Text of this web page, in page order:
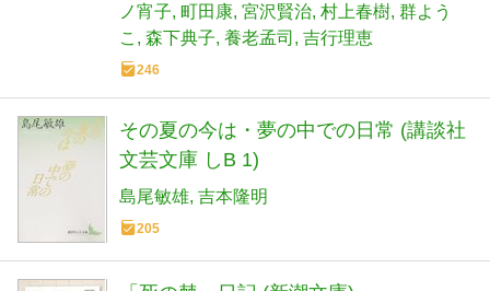
ノ宵子 町田康 宮沢賢治 村上春樹 群よう
こ
森下典子 養老孟司 吉行理恵
246
その夏の今は・夢の中での日常 (講談社
文芸文庫 しB 1)
島尾敏雄 吉本隆明
205